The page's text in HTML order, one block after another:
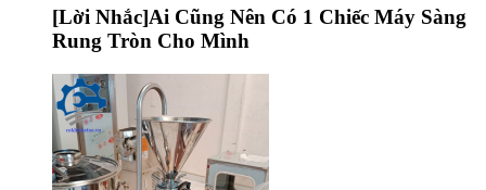
[Lời Nhắc]Ai Cũng Nên Có 1 Chiếc Máy Sàng
Rung Tròn Cho Mình